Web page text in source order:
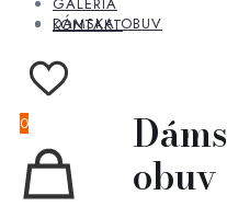
DÁMSKA OBUV
obuv
KONTAKT
0